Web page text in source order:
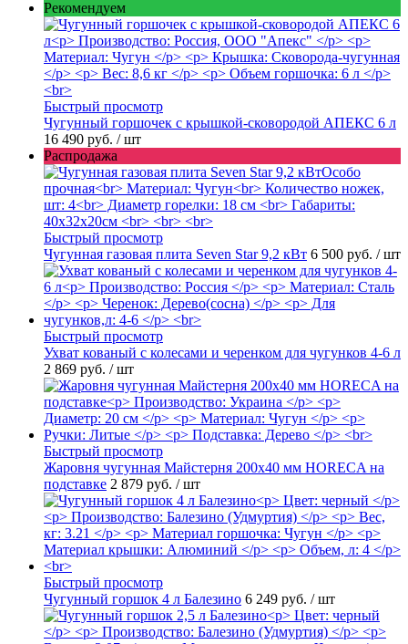
Рекомендуем
Быстрый просмотр
Чугунный горшочек с крышкой-сковородой АПЕКС 6 л
16 490 руб. / шт
Распродажа
Быстрый просмотр
Чугунная газовая плита Seven Star 9,2 кВт 6 500 руб. / шт
Быстрый просмотр
Ухват кованый с колесами и черенком для чугунков 4-6 л
2 869 руб. / шт
Быстрый просмотр
Жаровня чугунная Майстерня 200х40 мм HORECA на
подставке 2 879 руб. / шт
Быстрый просмотр
Чугунный горшок 4 л Балезино 6 249 руб. / шт